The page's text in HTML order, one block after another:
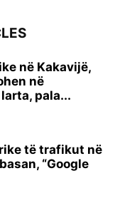
në Kakavijë,
në
pala...
të trafikut në
“Google